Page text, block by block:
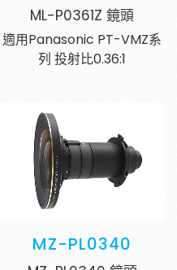
ML-P0361Z 鏡頭
適用Panasonic PT-VMZ系
列 投射比0.36:1
MZ-PL0340